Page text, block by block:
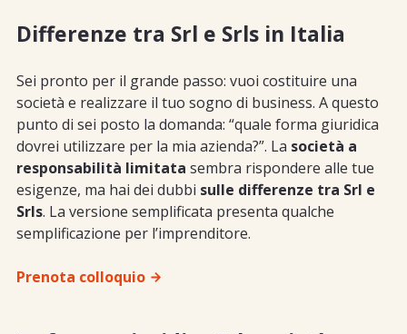
Differenze tra Srl e Srls in Italia
Sei pronto per il grande passo: vuoi costituire una
società e realizzare il tuo sogno di business. A questo
punto di sei posto la domanda: “quale forma giuridica
dovrei utilizzare per la mia azienda?”. La società a
responsabilità limitata sembra rispondere alle tue
esigenze, ma hai dei dubbi sulle differenze tra Srl e
Srls. La versione semplificata presenta qualche
semplificazione per l’imprenditore.
Prenota colloquio